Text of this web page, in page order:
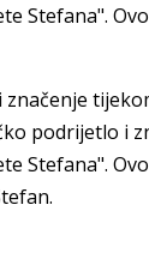
Stefana".
podrijetlo i
Stefana".